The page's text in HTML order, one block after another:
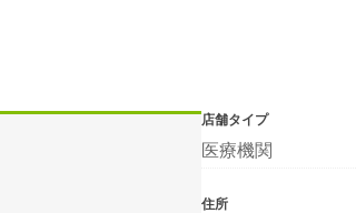
店舗タイプ
医療機関
住所